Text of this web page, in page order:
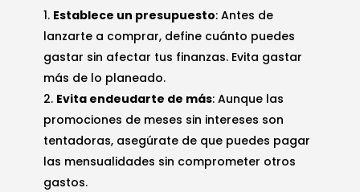
Establece un presupuesto: Antes de
lanzarte a comprar, define cuánto puedes
gastar sin afectar tus finanzas. Evita gastar
más de lo planeado.
Evita endeudarte de más: Aunque las
promociones de meses sin intereses son
tentadoras, asegúrate de que puedes pagar
las mensualidades sin comprometer otros
gastos.